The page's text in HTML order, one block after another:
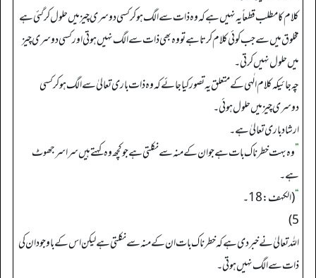
کلام کا مطلب قطعاً یہ نہیں ہے کہ وہ ذات سے الگ ہو کر کسی دوسری چیز میں حلول کر گئی ہے
مخلوق میں سے جب کوئی کلام کرتا ہے تو وہ بھی ذات سے الگ نہیں ہوتی اور کسی دوسری چیز
میں حلول نہیں کرتی۔
چہ جائیکہ کلام الٰہی کے متعلق یہ تصور کیا جائے کہ وہ ذات باری تعالیٰ سے الگ ہو کر کسی
دوسری چیز میں حلول ہوئی۔
ارشاد باری تعالیٰ ہے۔
”وہ بہت خطرناک بات ہے جو ان کے منہ سے نکلتی ہے جو کچھ وہ کہتے ہیں سراسر جھوٹ
ہے۔
“(الکهف: 18۔
5)
اللہ تعالیٰ نے خبر دی ہے کہ خطرناک بات ان کے منہ سے نکلتی ہے لیکن اس کے باوجود ان کی
ذات سے الگ نہیں ہوتی۔